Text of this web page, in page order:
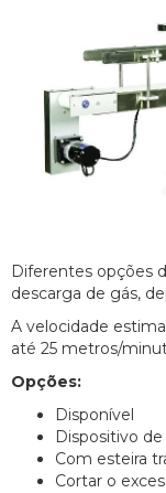
Diferentes opções
descarga de gás,
A velocidade
até 25 metros/
Opções:
Disponível
Dispositivo
Com esteira
Cortar o